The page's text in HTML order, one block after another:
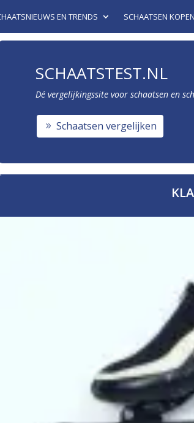
EN TRENDS SCHAATSEN KOPEN
SCHAATSTEST.NL
Dé vergelijkingssite voor schaatsen en
Schaatsen vergelijken